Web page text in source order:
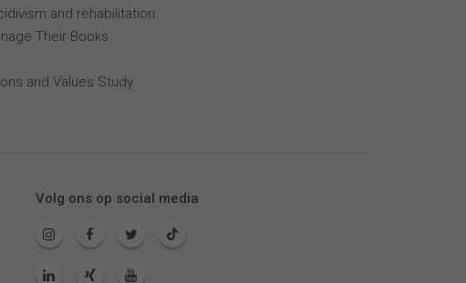
and rehabilitation
Their Books
and Values Study
Volg ons op social media